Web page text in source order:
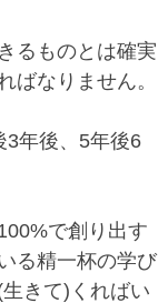
るものとは確実
ばなりません。
3年後、5年後6
で創り出す
る精一杯の学び
きて)くればい